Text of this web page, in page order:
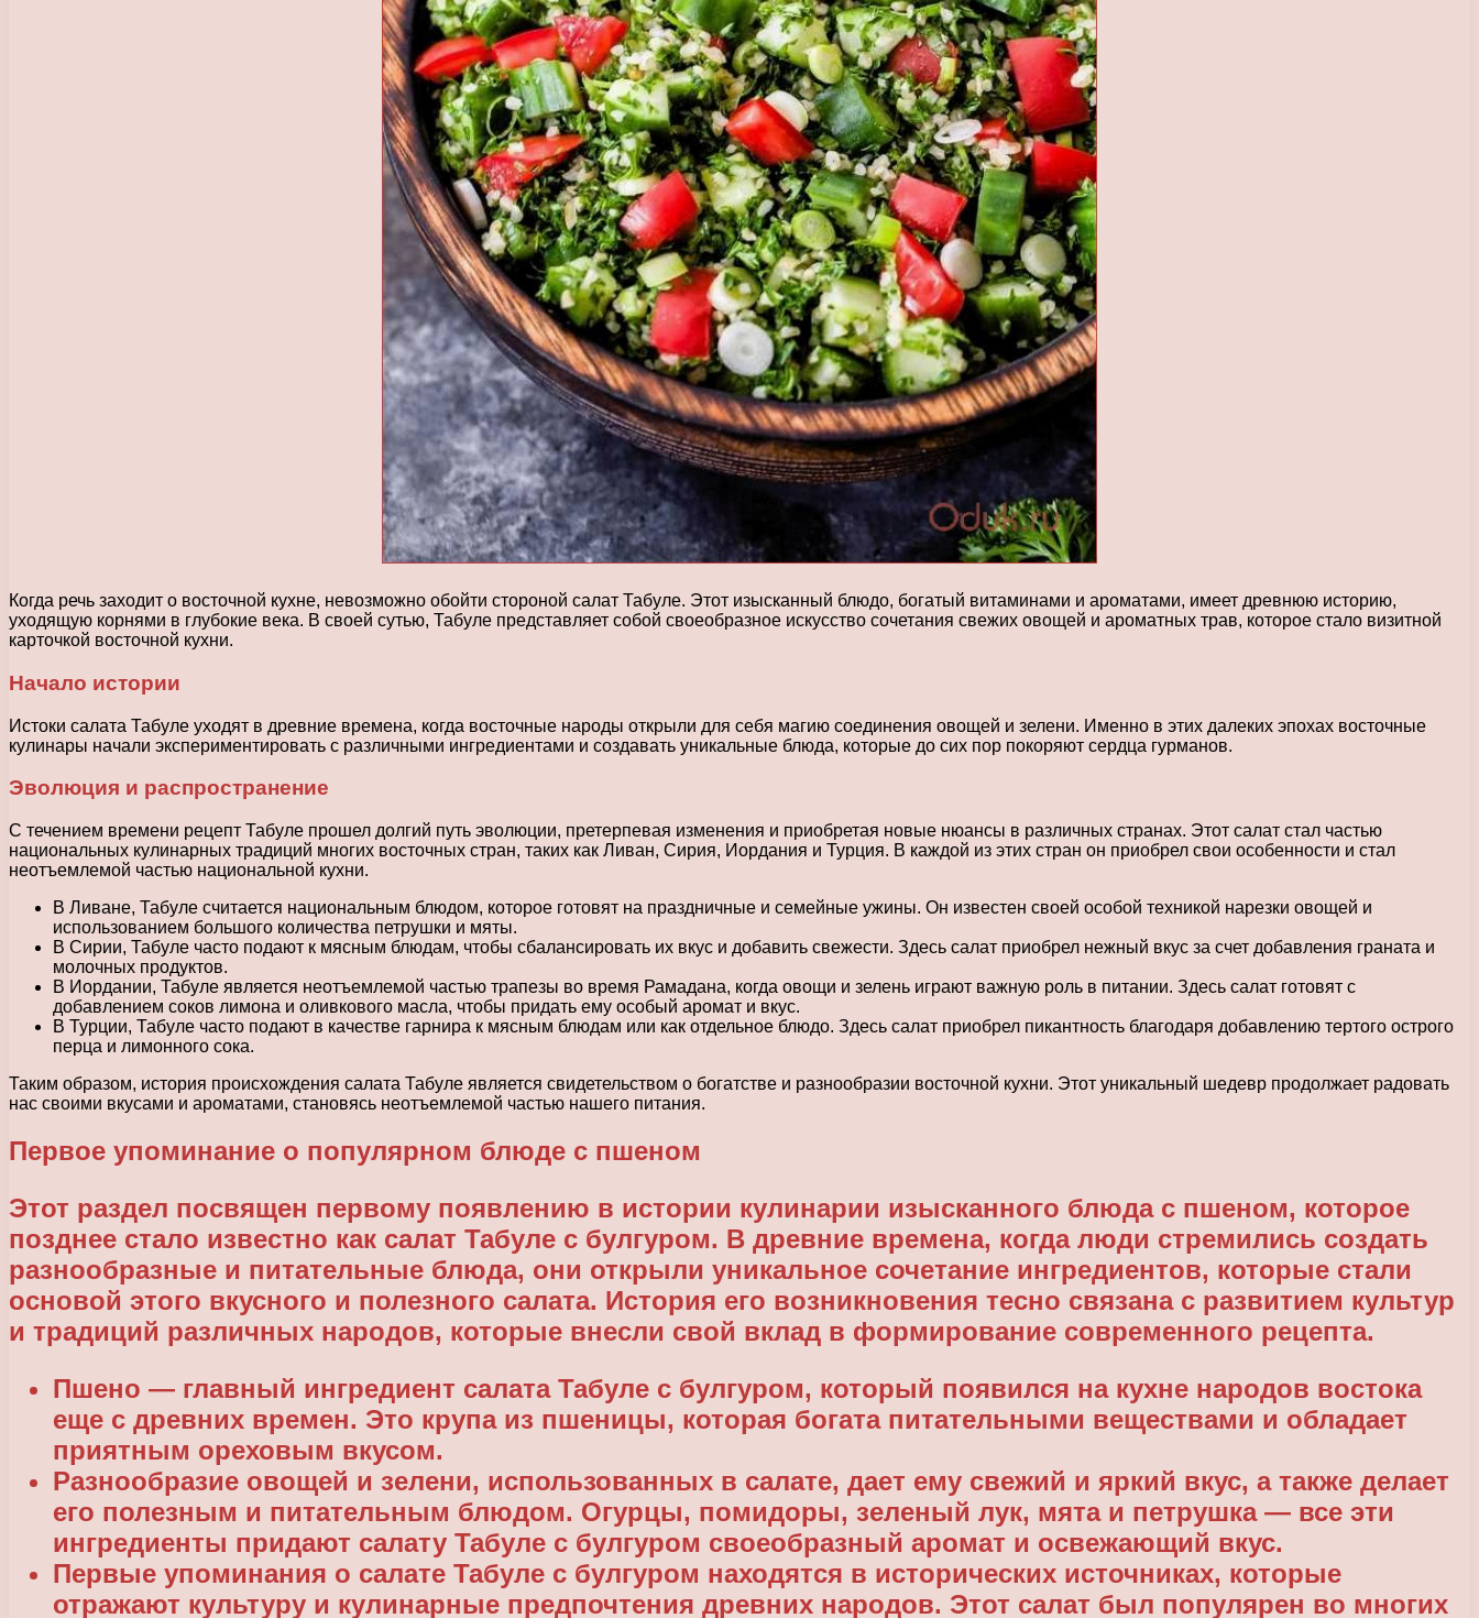
Когда речь заходит о восточной кухне, невозможно обойти стороной салат Табуле. Этот изысканный блюдо, богатый витаминами и ароматами, имеет древнюю историю,
уходящую корнями в глубокие века. В своей сутью, Табуле представляет собой своеобразное искусство сочетания свежих овощей и ароматных трав, которое стало визитной
карточкой восточной кухни.
Начало истории
Истоки салата Табуле уходят в древние времена, когда восточные народы открыли для себя магию соединения овощей и зелени. Именно в этих далеких эпохах восточные
кулинары начали экспериментировать с различными ингредиентами и создавать уникальные блюда, которые до сих пор покоряют сердца гурманов.
Эволюция и распространение
С течением времени рецепт Табуле прошел долгий путь эволюции, претерпевая изменения и приобретая новые нюансы в различных странах. Этот салат стал частью
национальных кулинарных традиций многих восточных стран, таких как Ливан, Сирия, Иордания и Турция. В каждой из этих стран он приобрел свои особенности и стал
неотъемлемой частью национальной кухни.
В Ливане, Табуле считается национальным блюдом, которое готовят на праздничные и семейные ужины. Он известен своей особой техникой нарезки овощей и
использованием большого количества петрушки и мяты.
В Сирии, Табуле часто подают к мясным блюдам, чтобы сбалансировать их вкус и добавить свежести. Здесь салат приобрел нежный вкус за счет добавления граната и
молочных продуктов.
В Иордании, Табуле является неотъемлемой частью трапезы во время Рамадана, когда овощи и зелень играют важную роль в питании. Здесь салат готовят с
добавлением соков лимона и оливкового масла, чтобы придать ему особый аромат и вкус.
В Турции, Табуле часто подают в качестве гарнира к мясным блюдам или как отдельное блюдо. Здесь салат приобрел пикантность благодаря добавлению тертого острого
перца и лимонного сока.
Таким образом, история происхождения салата Табуле является свидетельством о богатстве и разнообразии восточной кухни. Этот уникальный шедевр продолжает радовать
нас своими вкусами и ароматами, становясь неотъемлемой частью нашего питания.
Первое упоминание о популярном блюде с пшеном
Этот раздел посвящен первому появлению в истории кулинарии изысканного блюда с пшеном, которое
позднее стало известно как салат Табуле с булгуром. В древние времена, когда люди стремились создать
разнообразные и питательные блюда, они открыли уникальное сочетание ингредиентов, которые стали
основой этого вкусного и полезного салата. История его возникновения тесно связана с развитием культур
и традиций различных народов, которые внесли свой вклад в формирование современного рецепта.
Пшено — главный ингредиент салата Табуле с булгуром, который появился на кухне народов востока
еще с древних времен. Это крупа из пшеницы, которая богата питательными веществами и обладает
приятным ореховым вкусом.
Разнообразие овощей и зелени, использованных в салате, дает ему свежий и яркий вкус, а также делает
его полезным и питательным блюдом. Огурцы, помидоры, зеленый лук, мята и петрушка — все эти
ингредиенты придают салату Табуле с булгуром своеобразный аромат и освежающий вкус.
Первые упоминания о салате Табуле с булгуром находятся в исторических источниках, которые
отражают культуру и кулинарные предпочтения древних народов. Этот салат был популярен во многих